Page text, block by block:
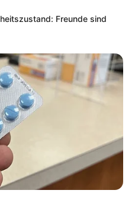
sind Affiliate-
darüber gebucht oder
ohne dass sich
Freunde sind